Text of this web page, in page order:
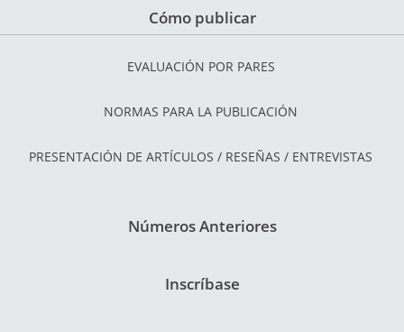
Cómo publicar
EVALUACIÓN POR PARES
NORMAS PARA LA PUBLICACIÓN
PRESENTACIÓN DE ARTÍCULOS / RESEÑAS / ENTREVISTAS
Números Anteriores
Inscríbase